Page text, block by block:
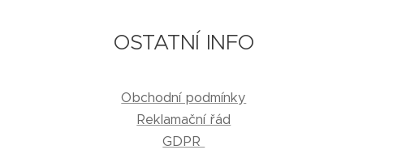
OSTATNÍ INFO
Obchodní podmínky
Reklamační řád
GDPR